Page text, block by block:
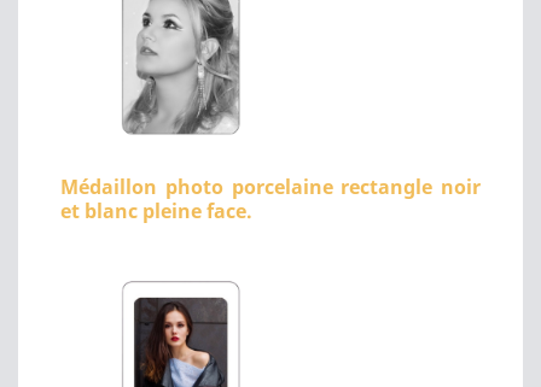
Médaillon photo porcelaine rectangle noir
et blanc pleine face.